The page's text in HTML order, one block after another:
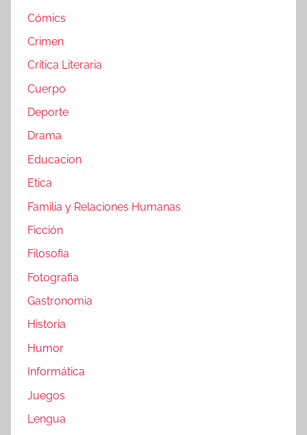
Cómics
Crimen
Crítica Literaria
Cuerpo
Deporte
Drama
Educacion
Etica
Familia y Relaciones Humanas
Ficción
Filosofia
Fotografia
Gastronomia
Historia
Humor
Informática
Juegos
Lengua